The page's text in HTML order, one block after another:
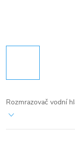
Rozmrazovač vodní